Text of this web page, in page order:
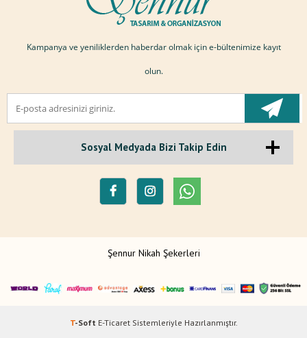
Kampanya ve yeniliklerden haberdar olmak için e-bültenimize kayıt
olun.
Sosyal Medyada Bizi Takip Edin
Şennur Nikah Şekerleri
T-Soft E-TicaretSistemleriyle Hazırlanmıştır.